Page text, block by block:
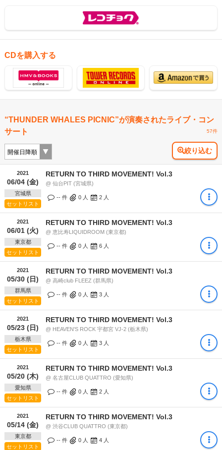
CDを購入する
“THUNDER WHALES PICNIC”が演奏されたライブ・コン
サート
57件
絞り込む
2021
06/04 (金)
宮城県
セットリスト
RETURN TO THIRD MOVEMENT! Vol.3
@ 仙台PIT (宮城県)
-- 件 0 人 2 人
2021
06/01 (火)
東京都
セットリスト
RETURN TO THIRD MOVEMENT! Vol.3
@ 恵比寿LIQUIDROOM (東京都)
-- 件 0 人 6 人
2021
05/30 (日)
群馬県
セットリスト
RETURN TO THIRD MOVEMENT! Vol.3
@ 高崎club FLEEZ (群馬県)
-- 件 0 人 3 人
2021
05/23 (日)
栃木県
セットリスト
RETURN TO THIRD MOVEMENT! Vol.3
@ HEAVEN'S ROCK 宇都宮 VJ-2 (栃木県)
-- 件 0 人 3 人
2021
05/20 (木)
愛知県
セットリスト
RETURN TO THIRD MOVEMENT! Vol.3
@ 名古屋CLUB QUATTRO (愛知県)
-- 件 0 人 2 人
2021
05/14 (金)
東京都
セットリスト
RETURN TO THIRD MOVEMENT! Vol.3
@ 渋谷CLUB QUATTRO (東京都)
-- 件 0 人 4 人